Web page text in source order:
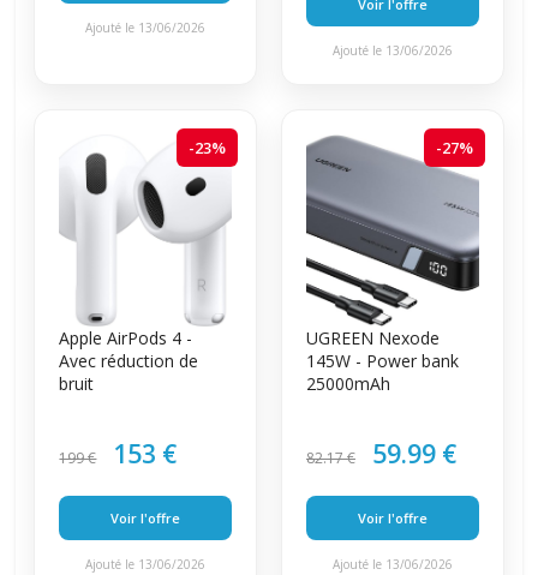
Ajouté le 13/06/2026
Voir l'offre
Ajouté le 13/06/2026
-23%
Apple AirPods 4 -
Avec réduction de
bruit
199 € 153 €
Voir l'offre
Ajouté le 13/06/2026
-27%
UGREEN Nexode
145W - Power bank
25000mAh
82.17 € 59.99 €
Voir l'offre
Ajouté le 13/06/2026